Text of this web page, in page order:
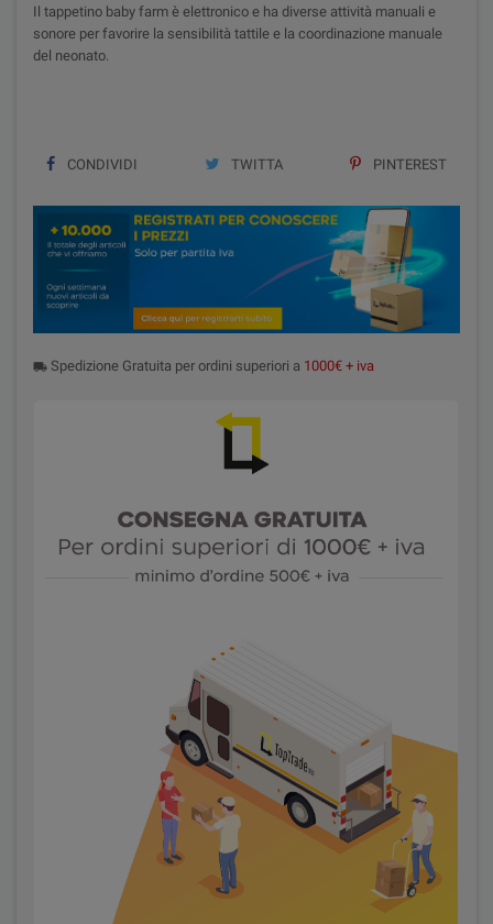
Il tappetino baby farm è elettronico e ha diverse attività manuali e
sonore per favorire la sensibilità tattile e la coordinazione manuale
del neonato.
CONDIVIDI TWITTA PINTEREST
local_shipping Spedizione Gratuita per ordini superiori a 1000€ + iva